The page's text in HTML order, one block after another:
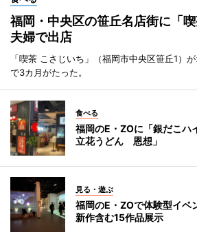
福岡・中央区の笹丘名店街に「
夫婦で出店
「喫茶 こさじいち」（福岡市中央区笹丘1）
で3カ月がたった。
食べる
福岡のE・ZOに「銀だこハ
立花うどん 恩想」
見る・遊ぶ
福岡のE・ZOで体験型イ
新作含む15作品展示